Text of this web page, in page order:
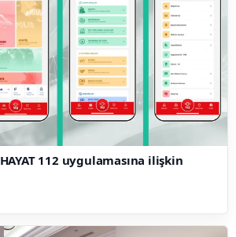
112 uygulamasına ilişkin